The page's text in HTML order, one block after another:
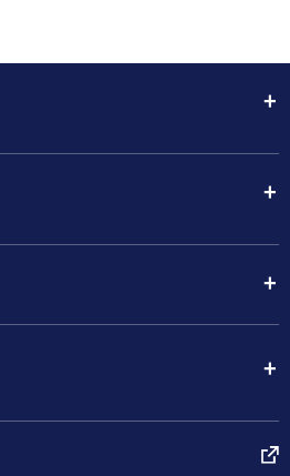
+
+
+
+